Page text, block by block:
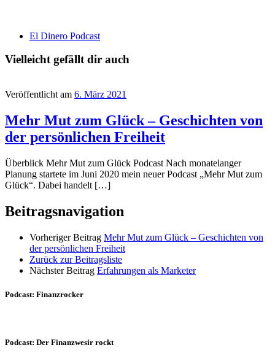
El Dinero Podcast
Vielleicht gefällt dir auch
Veröffentlicht am 6. März 2021
Mehr Mut zum Glück – Geschichten von
der persönlichen Freiheit
Überblick Mehr Mut zum Glück Podcast Nach monatelanger
Planung startete im Juni 2020 mein neuer Podcast „Mehr Mut zum
Glück“. Dabei handelt […]
Beitragsnavigation
Vorheriger Beitrag Mehr Mut zum Glück – Geschichten von
der persönlichen Freiheit
Zurück zur Beitragsliste
Nächster Beitrag Erfahrungen als Marketer
Podcast: Finanzrocker
Podcast: Der Finanzwesir rockt